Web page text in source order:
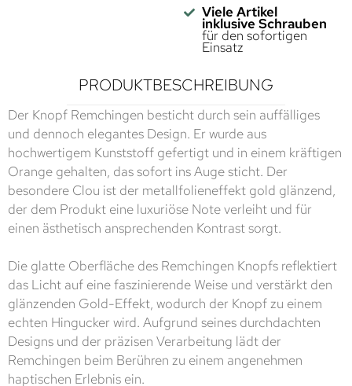
Viele Artikel
inklusive Schrauben
für den sofortigen
Einsatz
PRODUKTBESCHREIBUNG
Der Knopf Remchingen besticht durch sein auffälliges
und dennoch elegantes Design. Er wurde aus
hochwertigem Kunststoff gefertigt und in einem kräftigen
Orange gehalten, das sofort ins Auge sticht. Der
besondere Clou ist der metallfolieneffekt gold glänzend,
der dem Produkt eine luxuriöse Note verleiht und für
einen ästhetisch ansprechenden Kontrast sorgt.
Die glatte Oberfläche des Remchingen Knopfs reflektiert
das Licht auf eine faszinierende Weise und verstärkt den
glänzenden Gold-Effekt, wodurch der Knopf zu einem
echten Hingucker wird. Aufgrund seines durchdachten
Designs und der präzisen Verarbeitung lädt der
Remchingen beim Berühren zu einem angenehmen
haptischen Erlebnis ein.